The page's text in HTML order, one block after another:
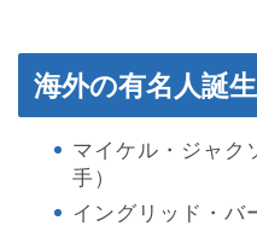
海外の有名人誕
マイケル・ジャク
手）
イングリッド・バ